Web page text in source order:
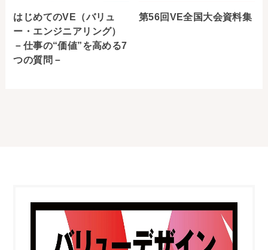
はじめてのVE（バリュ
ー・エンジニアリング）
－仕事の“価値”を高める7
つの質問－
第56回VE全国大会資料集